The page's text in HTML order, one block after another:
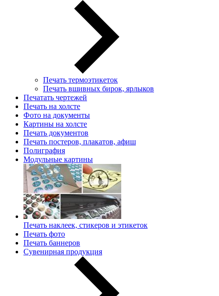
Печать термоэтикеток
Печать вшивных бирок, ярлыков
Печатать чертежей
Печать на холсте
Фото на документы
Картины на холсте
Печать документов
Печать постеров, плакатов, афиш
Полиграфия
Модульные картины
Печать наклеек, стикеров и этикеток
Печать фото
Печать баннеров
Сувенирная продукция